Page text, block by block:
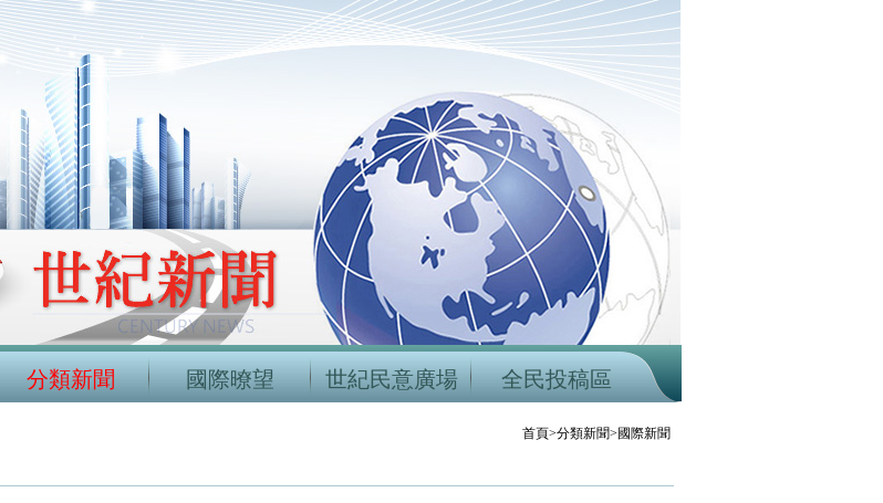
分類新聞 國際暸望 世紀民意廣場 全民投稿區
首頁>分類新聞>國際新聞